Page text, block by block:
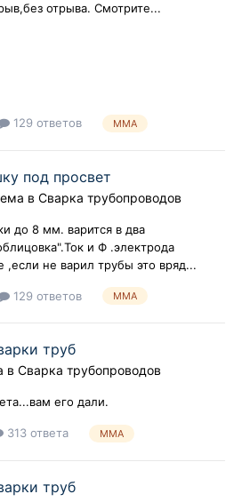
отрыва. Смотрите...
129 ответов MMA
под просвет
в Сварка трубопроводов
до 8 мм. варится в два
и Ф .электрода
,если не варил трубы это вряд...
129 ответов MMA
труб
в Сварка трубопроводов
его дали.
313 ответа MMA
труб